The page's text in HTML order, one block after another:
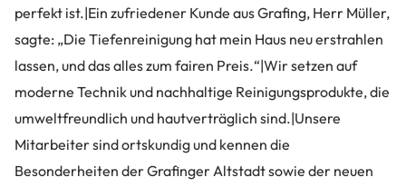
perfekt ist.|Ein zufriedener Kunde aus Grafing, Herr Müller,
sagte: „Die Tiefenreinigung hat mein Haus neu erstrahlen
lassen, und das alles zum fairen Preis.“|Wir setzen auf
moderne Technik und nachhaltige Reinigungsprodukte, die
umweltfreundlich und hautverträglich sind.|Unsere
Mitarbeiter sind ortskundig und kennen die
Besonderheiten der Grafinger Altstadt sowie der neuen